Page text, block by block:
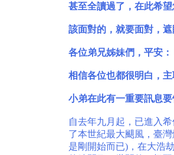
甚至全讀過了，在此希
該面對的，就要面對，
各位弟兄姊妹們，平安
相信各位也都很明白，
小弟在此有一重要訊息
自去年九月起，已進入
了本世紀最大颶風，臺
是剛開始而已)，在大浩